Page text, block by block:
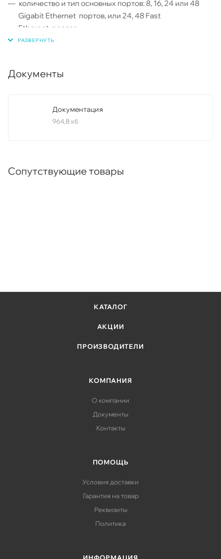
количество и тип основных портов: 8, 16, 24 или 48
Gigabit Ethernet портов, или 24, 48 Fast
Ethernet портов
тип аплинк портов: Gigabit Ethernet RJ45, SFP и SFP+
PoE+ (до 30W на порт)
управление по средствам CLI и встроенного веб-
интерфейса
Документы
Документация
964,8 кб
Сопутствующие товары
КАТАЛОГ
АКЦИИ
ПРОИЗВОДИТЕЛИ
КОМПАНИЯ
О компании
Документы
Контакты
ПОМОЩЬ
Условия доставки
Гарантия на товар
Реквизиты
Политика